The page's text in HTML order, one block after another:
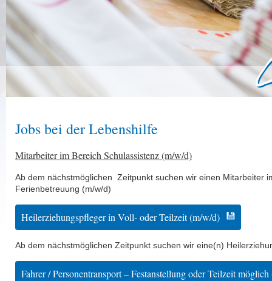
Jobs bei der Lebenshilfe
Mitarbeiter im Bereich Schulassistenz (m/w/d)
Ab dem nächstmöglichen Zeitpunkt suchen wir einen Mitarbeiter
Ferienbetreuung (m/w/d)
Heilerziehungspfleger in Voll- oder Teilzeit (m/w/d)
Ab dem nächstmöglichen Zeitpunkt suchen wir eine(n)
Fahrer / Personentransport – Festanstellung oder Teilzeit